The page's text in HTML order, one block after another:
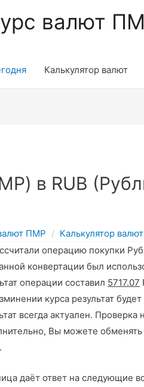
валют
Калькулятор валют
в RUB
ПМР Калькулятор валют
операцию покупки
конвертации был
операции составил 5717.07
курса результат
всегда актуален.
Вы можете
даёт ответ на следующие